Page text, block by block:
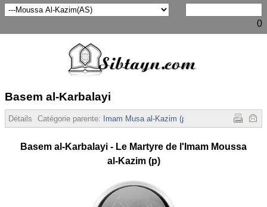
0
Basem al-Karbalayi
Détails Catégorie parente: Imam Musa al-Kazim (p) Affichages :1671
Basem al-Karbalayi - Le Martyre de l'Imam Moussa
al-Kazim (p)